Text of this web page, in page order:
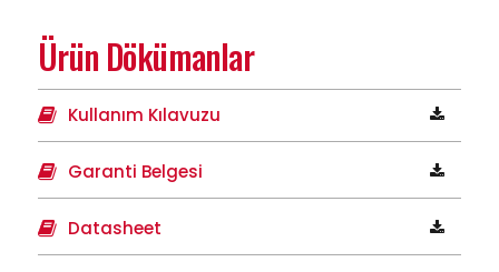
Ürün Dökümanlar
Kullanım Kılavuzu
Garanti Belgesi
Datasheet